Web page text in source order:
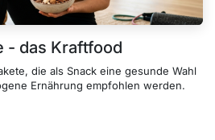
- das Kraftfood
die als Snack eine gesunde Wahl
Ernährung empfohlen werden.